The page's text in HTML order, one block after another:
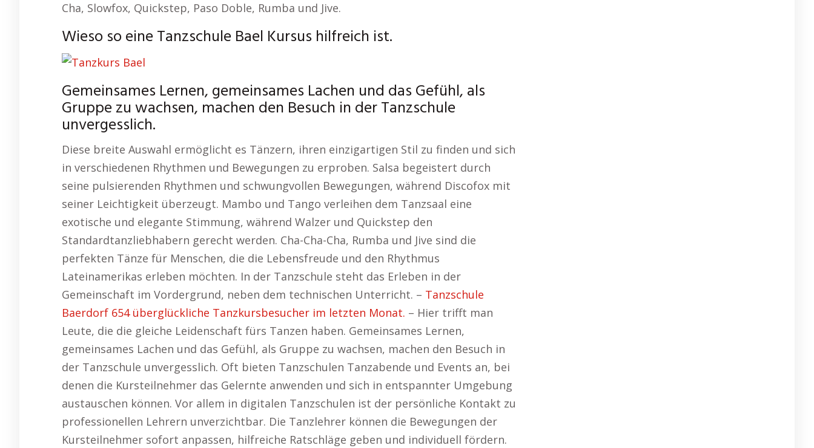
Cha, Slowfox, Quickstep, Paso Doble, Rumba und Jive.
Wieso so eine Tanzschule Bael Kursus hilfreich ist.
Gemeinsames Lernen, gemeinsames Lachen und das Gefühl, als
Gruppe zu wachsen, machen den Besuch in der Tanzschule
unvergesslich.
Diese breite Auswahl ermöglicht es Tänzern, ihren einzigartigen Stil zu finden und sich
in verschiedenen Rhythmen und Bewegungen zu erproben. Salsa begeistert durch
seine pulsierenden Rhythmen und schwungvollen Bewegungen, während Discofox mit
seiner Leichtigkeit überzeugt. Mambo und Tango verleihen dem Tanzsaal eine
exotische und elegante Stimmung, während Walzer und Quickstep den
Standardtanzliebhabern gerecht werden. Cha-Cha-Cha, Rumba und Jive sind die
perfekten Tänze für Menschen, die die Lebensfreude und den Rhythmus
Lateinamerikas erleben möchten. In der Tanzschule steht das Erleben in der
Gemeinschaft im Vordergrund, neben dem technischen Unterricht. – Tanzschule
Baerdorf 654 überglückliche Tanzkursbesucher im letzten Monat. – Hier trifft man
Leute, die die gleiche Leidenschaft fürs Tanzen haben. Gemeinsames Lernen,
gemeinsames Lachen und das Gefühl, als Gruppe zu wachsen, machen den Besuch in
der Tanzschule unvergesslich. Oft bieten Tanzschulen Tanzabende und Events an, bei
denen die Kursteilnehmer das Gelernte anwenden und sich in entspannter Umgebung
austauschen können. Vor allem in digitalen Tanzschulen ist der persönliche Kontakt zu
professionellen Lehrern unverzichtbar. Die Tanzlehrer können die Bewegungen der
Kursteilnehmer sofort anpassen, hilfreiche Ratschläge geben und individuell fördern.